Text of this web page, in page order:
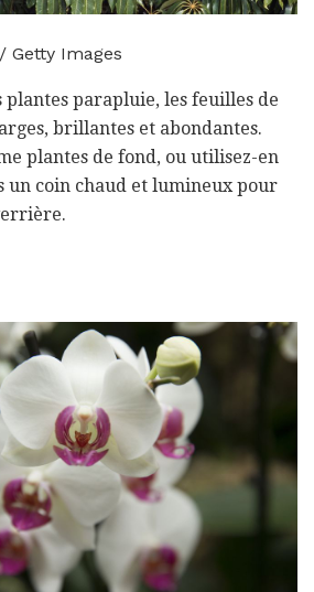
Getty Images
plantes parapluie, les feuilles de
brillantes et abondantes.
plantes de fond, ou utilisez-en
un coin chaud et lumineux pour